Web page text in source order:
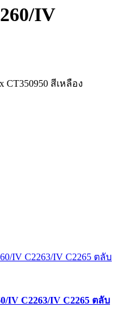
IV
CT350950 สีเหลือง
IV C2263/IV C2265 ตลับ